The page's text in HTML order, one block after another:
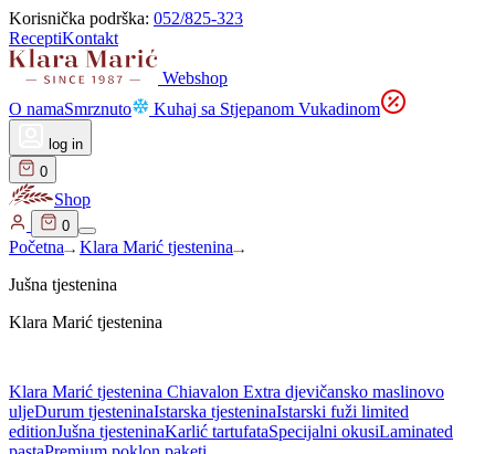
Korisnička podrška: 052/825-323
ReceptiKontakt
Webshop
O namaSmrznuto Kuhaj sa Stjepanom Vukadinom
log in
0
Shop
0
Početna
Klara Marić tjestenina
Jušna tjestenina
Klara Marić tjestenina
Klara Marić tjestenina Chiavalon Extra djevičansko maslinovo
uljeDurum tjesteninaIstarska tjesteninaIstarski fuži limited
editionJušna tjesteninaKarlić tartufataSpecijalni okusiLaminated